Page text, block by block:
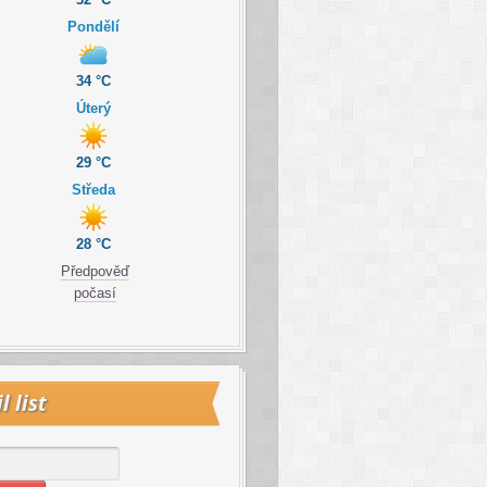
Pondělí
34 °C
Úterý
29 °C
Středa
28 °C
Předpověď
počasí
list